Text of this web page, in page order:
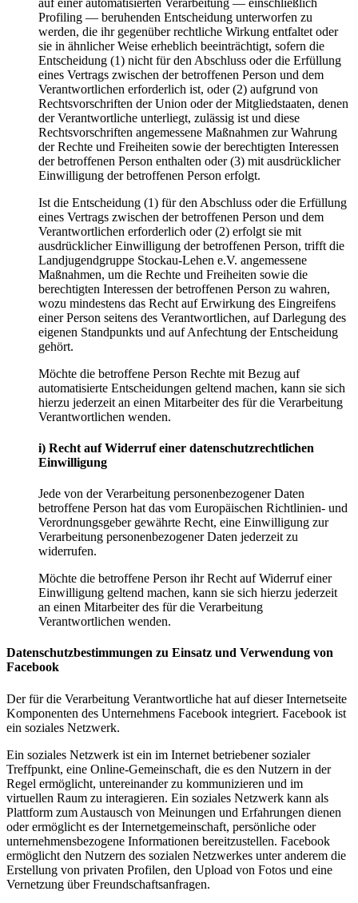
Profiling — beruhenden Entscheidung unterworfen zu
werden, die ihr gegenüber rechtliche Wirkung entfaltet oder
sie in ähnlicher Weise erheblich beeinträchtigt, sofern die
Entscheidung (1) nicht für den Abschluss oder die Erfüllung
eines Vertrags zwischen der betroffenen Person und dem
Verantwortlichen erforderlich ist, oder (2) aufgrund von
Rechtsvorschriften der Union oder der Mitgliedstaaten, denen
der Verantwortliche unterliegt, zulässig ist und diese
Rechtsvorschriften angemessene Maßnahmen zur Wahrung
der Rechte und Freiheiten sowie der berechtigten Interessen
der betroffenen Person enthalten oder (3) mit ausdrücklicher
Einwilligung der betroffenen Person erfolgt.
Ist die Entscheidung (1) für den Abschluss oder die Erfüllung
eines Vertrags zwischen der betroffenen Person und dem
Verantwortlichen erforderlich oder (2) erfolgt sie mit
ausdrücklicher Einwilligung der betroffenen Person, trifft die
Landjugendgruppe Stockau-Lehen e.V. angemessene
Maßnahmen, um die Rechte und Freiheiten sowie die
berechtigten Interessen der betroffenen Person zu wahren,
wozu mindestens das Recht auf Erwirkung des Eingreifens
einer Person seitens des Verantwortlichen, auf Darlegung des
eigenen Standpunkts und auf Anfechtung der Entscheidung
gehört.
Möchte die betroffene Person Rechte mit Bezug auf
automatisierte Entscheidungen geltend machen, kann sie sich
hierzu jederzeit an einen Mitarbeiter des für die Verarbeitung
Verantwortlichen wenden.
i) Recht auf Widerruf einer datenschutzrechtlichen
Einwilligung
Jede von der Verarbeitung personenbezogener Daten
betroffene Person hat das vom Europäischen Richtlinien- und
Verordnungsgeber gewährte Recht, eine Einwilligung zur
Verarbeitung personenbezogener Daten jederzeit zu
widerrufen.
Möchte die betroffene Person ihr Recht auf Widerruf einer
Einwilligung geltend machen, kann sie sich hierzu jederzeit
an einen Mitarbeiter des für die Verarbeitung
Verantwortlichen wenden.
Datenschutzbestimmungen zu Einsatz und Verwendung von
Facebook
Der für die Verarbeitung Verantwortliche hat auf dieser Internetseite
Komponenten des Unternehmens Facebook integriert. Facebook ist
ein soziales Netzwerk.
Ein soziales Netzwerk ist ein im Internet betriebener sozialer
Treffpunkt, eine Online-Gemeinschaft, die es den Nutzern in der
Regel ermöglicht, untereinander zu kommunizieren und im
virtuellen Raum zu interagieren. Ein soziales Netzwerk kann als
Plattform zum Austausch von Meinungen und Erfahrungen dienen
oder ermöglicht es der Internetgemeinschaft, persönliche oder
unternehmensbezogene Informationen bereitzustellen. Facebook
ermöglicht den Nutzern des sozialen Netzwerkes unter anderem die
Erstellung von privaten Profilen, den Upload von Fotos und eine
Vernetzung über Freundschaftsanfragen.